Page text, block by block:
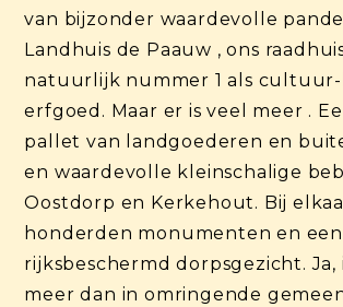
van bijzonder waardevolle
Landhuis de Paauw , ons
natuurlijk nummer 1 als cultuur-
erfgoed. Maar er is veel meer .
pallet van landgoederen en
en waardevolle kleinschalige
Oostdorp en Kerkehout. Bij
honderden monumenten en
rijksbeschermd dorpsgezicht. Ja,
meer dan in omringende